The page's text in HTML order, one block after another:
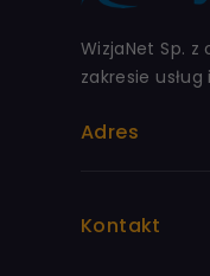
WizjaNet Sp. z
zakresie
Adres
Kontakt